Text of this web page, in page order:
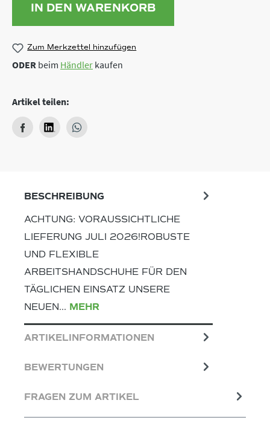
IN DEN WARENKORB
Zum Merkzettel hinzufügen
ODER beim Händler kaufen
Artikel teilen:
BESCHREIBUNG
ACHTUNG: VORAUSSICHTLICHE
LIEFERUNG JULI 2026!ROBUSTE
UND FLEXIBLE
ARBEITSHANDSCHUHE FÜR DEN
TÄGLICHEN EINSATZ UNSERE
NEUEN… MEHR
ARTIKELINFORMATIONEN
BEWERTUNGEN
FRAGEN ZUM ARTIKEL